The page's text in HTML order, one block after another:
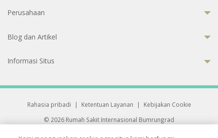
Perusahaan
Blog dan Artikel
Informasi Situs
Rahasia pribadi | Ketentuan Layanan |
Kebijakan Cookie
© 2026 Rumah Sakit Internasional Bumrungrad